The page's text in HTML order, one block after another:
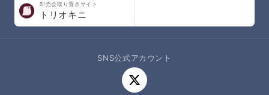
即売会取り置きサイト
トリオキニ
SNS公式アカウント